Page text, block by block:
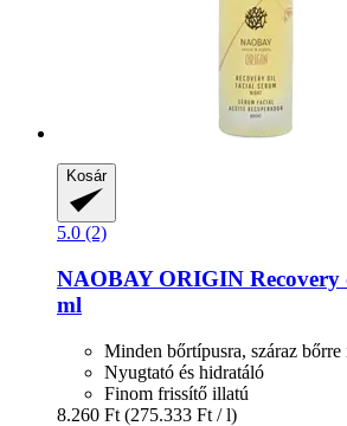
Kosár
5.0 (2)
NAOBAYORIGIN Recovery
ml
Minden bőrtípusra, száraz bőrre
Nyugtató és hidratáló
Finom frissítő illatú
8.260 Ft (275.333 Ft / l)